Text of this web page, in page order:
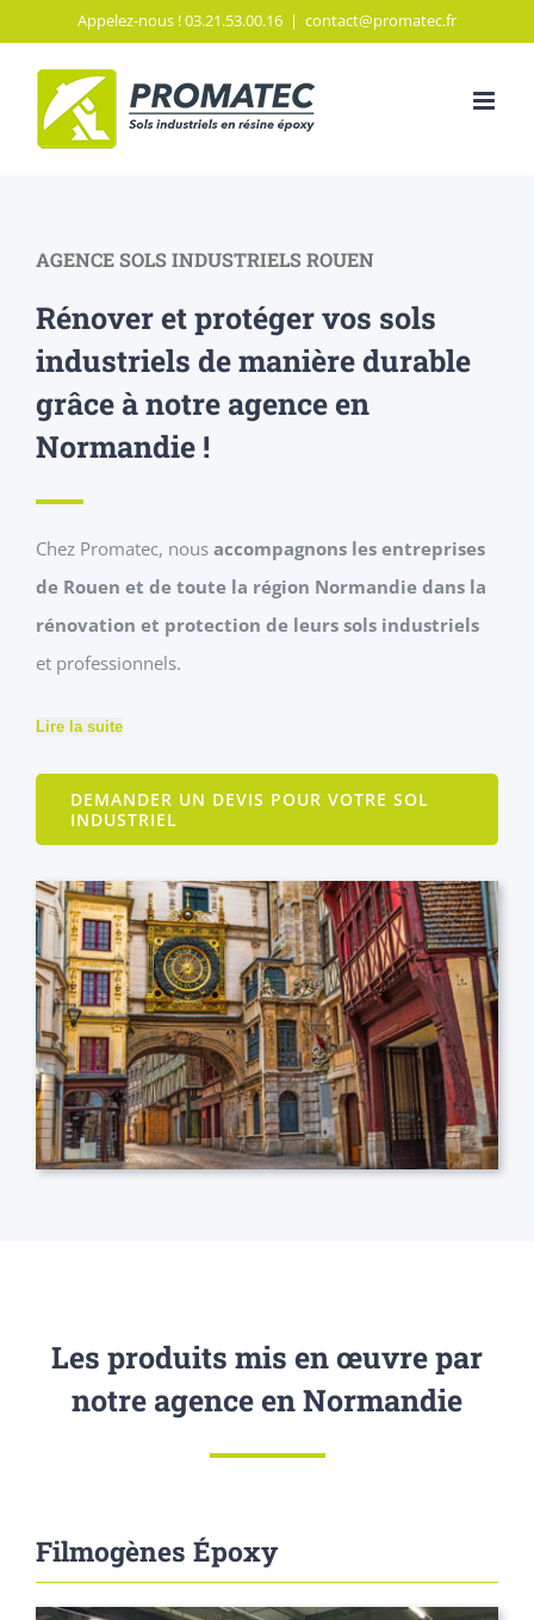
contenu
Appelez-nous ! 03.21.53.00.16 | contact@promatec.fr
AGENCE SOLS INDUSTRIELS ROUEN
Rénover et protéger vos sols
industriels de manière durable
grâce à notre agence en
Normandie !
Chez Promatec, nous accompagnons les entreprises
de Rouen et de toute la région Normandie dans la
rénovation et protection de leurs sols industriels
et professionnels.
Lire la suite
DEMANDER UN DEVIS POUR VOTRE SOL
INDUSTRIEL
Les produits mis en œuvre par
notre agence en Normandie
Filmogènes Époxy